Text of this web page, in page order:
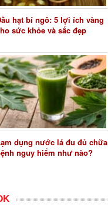
hạt bí ngô: 5 lợi ích vàng
sức khỏe và sắc đẹp
dụng nước lá đu đủ chữa
nguy hiểm như nào?